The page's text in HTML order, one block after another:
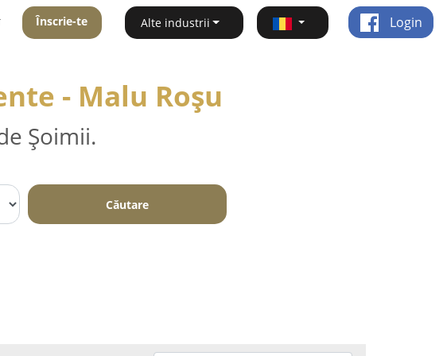
Înscrie-te Alte industrii Login
- Malu Roşu
Șoimii.
Căutare